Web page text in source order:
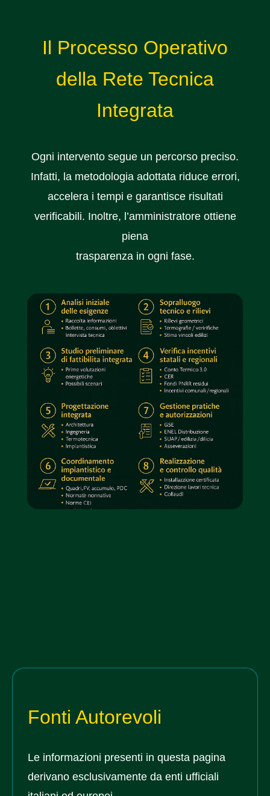
Il Processo Operativo
della Rete Tecnica
Integrata
Ogni intervento segue un percorso preciso.
Infatti, la metodologia adottata riduce errori,
accelera i tempi e garantisce risultati
verificabili. Inoltre, l’amministratore ottiene
piena
trasparenza in ogni fase.
Fonti Autorevoli
Le informazioni presenti in questa pagina
derivano esclusivamente da enti ufficiali